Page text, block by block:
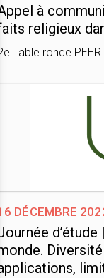
à
religieux
Table ronde PEER
décembre
d’étude